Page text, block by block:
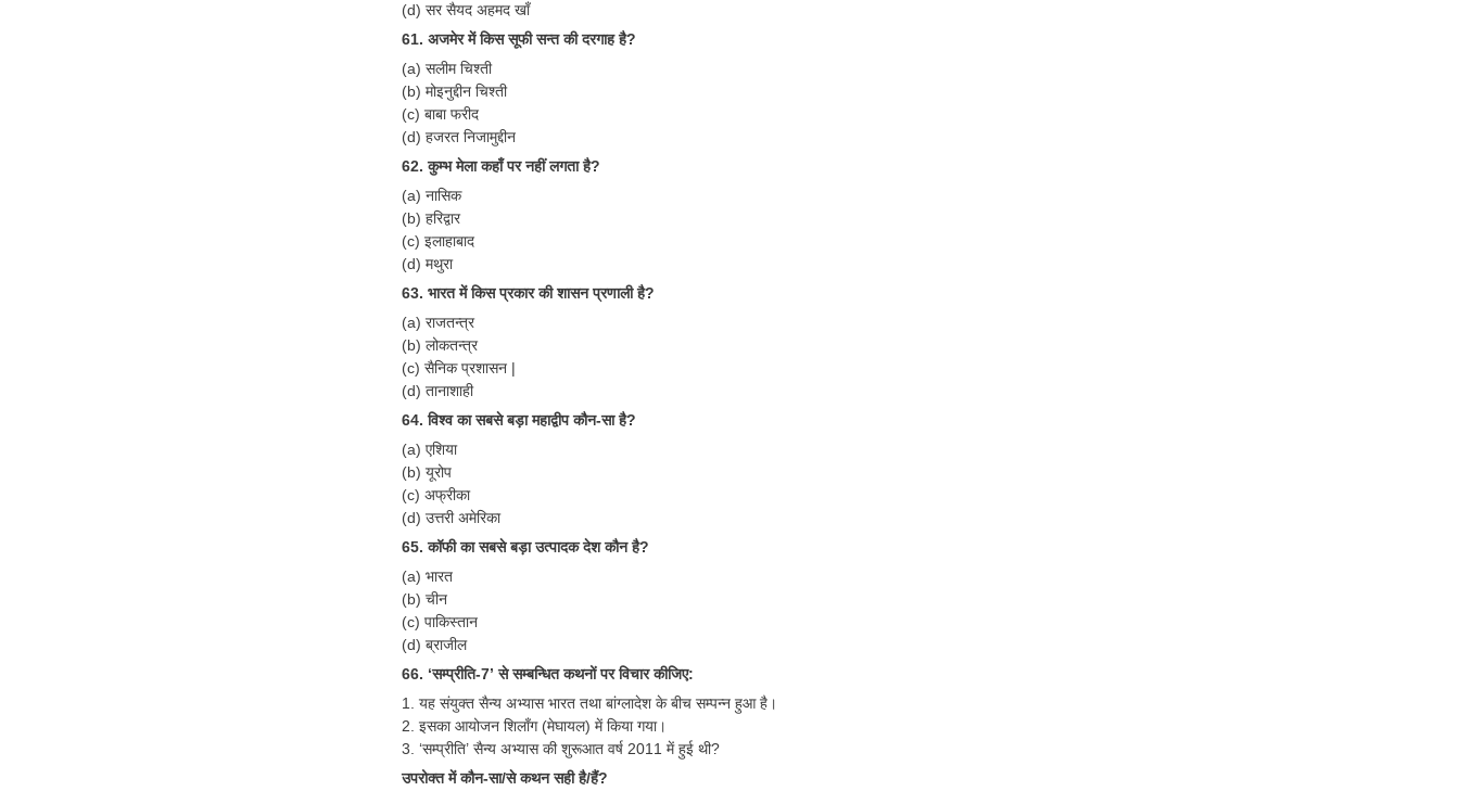
(d) सर सैयद अहमद खाँ
61. अजमेर में किस सूफी सन्त की दरगाह है?
(a) सलीम चिश्ती
(b) मोइनुद्दीन चिश्ती
(c) बाबा फरीद
(d) हजरत निजामुद्दीन
62. कुम्भ मेला कहाँ पर नहीं लगता है?
(a) नासिक
(b) हरिद्वार
(c) इलाहाबाद
(d) मथुरा
63. भारत में किस प्रकार की शासन प्रणाली है?
(a) राजतन्त्र
(b) लोकतन्त्र
(c) सैनिक प्रशासन |
(d) तानाशाही
64. विश्व का सबसे बड़ा महाद्वीप कौन-सा है?
(a) एशिया
(b) यूरोप
(c) अफ्रीका
(d) उत्तरी अमेरिका
65. कॉफी का सबसे बड़ा उत्पादक देश कौन है?
(a) भारत
(b) चीन
(c) पाकिस्तान
(d) ब्राजील
66. ‘सम्प्रीति-7’ से सम्बन्धित कथनों पर विचार कीजिए:
1. यह संयुक्त सैन्य अभ्यास भारत तथा बांग्लादेश के बीच सम्पन्न हुआ है।
2. इसका आयोजन शिलाँग (मेघायल) में किया गया।
3. ‘सम्प्रीति’ सैन्य अभ्यास की शुरूआत वर्ष 2011 में हुई थी?
उपरोक्त में कौन-सा/से कथन सही है/हैं?